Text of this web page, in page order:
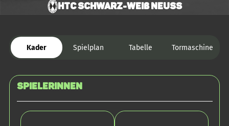
HTC Schwarz-Weiß Neuss
Kader Spielplan Tabelle Tormaschine
SPIELERINNEN